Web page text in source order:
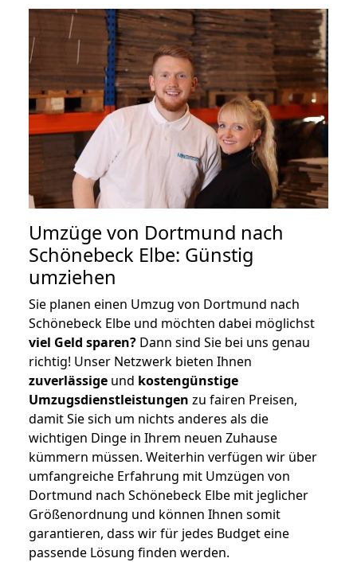
Umzüge von Dortmund nach
Schönebeck Elbe: Günstig
umziehen
Sie planen einen Umzug von Dortmund nach
Schönebeck Elbe und möchten dabei möglichst
viel Geld sparen? Dann sind Sie bei uns genau
richtig! Unser Netzwerk bieten Ihnen
zuverlässige und kostengünstige
Umzugsdienstleistungen zu fairen Preisen,
damit Sie sich um nichts anderes als die
wichtigen Dinge in Ihrem neuen Zuhause
kümmern müssen. Weiterhin verfügen wir über
umfangreiche Erfahrung mit Umzügen von
Dortmund nach Schönebeck Elbe mit jeglicher
Größenordnung und können Ihnen somit
garantieren, dass wir für jedes Budget eine
passende Lösung finden werden.